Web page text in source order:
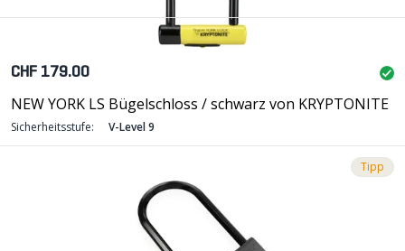
CHF 179.00
NEW YORK LS Bügelschloss / schwarz von KRYPTONITE
Sicherheitsstufe: V-Level 9
Tipp